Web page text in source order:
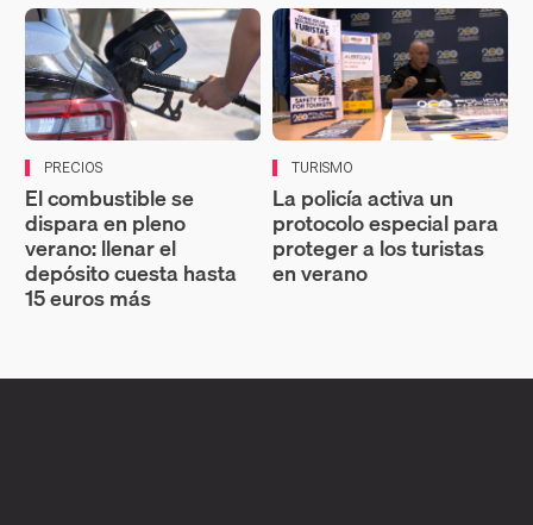
PRECIOS
El combustible se
dispara en pleno
verano: llenar el
depósito cuesta hasta
15 euros más
TURISMO
La policía activa un
protocolo especial para
proteger a los turistas
en verano